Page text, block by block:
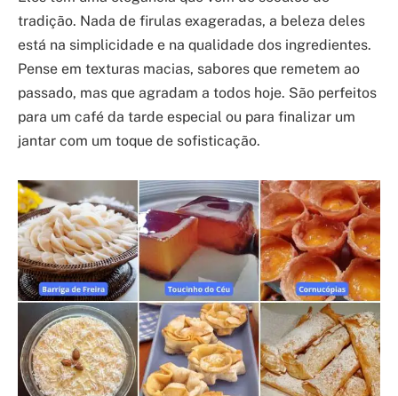
tradição. Nada de firulas exageradas, a beleza deles
está na simplicidade e na qualidade dos ingredientes.
Pense em texturas macias, sabores que remetem ao
passado, mas que agradam a todos hoje. São perfeitos
para um café da tarde especial ou para finalizar um
jantar com um toque de sofisticação.